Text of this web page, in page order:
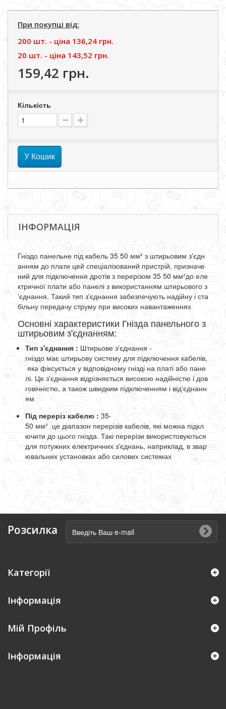
При покупці від:
200 шт. - цiна 136,24 грн.
20 шт. - цiна 143,52 грн.
159,42 грн.
Кількість
У Кошик
ІНФОРМАЦІЯ
Гніздо панельне під кабель 35 50 мм² з штирьовим з'єдн
анням до плати цей спеціалізований пристрій, призначе
ний для підключення дротів з перерізом 35 50 мм²до еле
ктричної плати або панелі з використанням штирьового з
'єднання. Такий тип з'єднання забезпечують надійну і ста
більну передачу струму при високих навантаженнях
Основні характеристики Гнізда панельногоз
штирьовимз'єднанням:
Тип з'єднання : Штирьове з'єднання -
гніздо має штирьову систему для підключення кабелів,
яка фіксується у відповідному гнізді на платі або пане
лі. Це з'єднання відрізняється високою надійністю і дов
говічністю, а також швидким підключенням і від'єднанн
ям
Під переріз кабелю : 35-
50 мм² це діапазон перерізів кабелів, які можна підкл
ючити до цього гнізда. Такі перерізи використовуються
для потужних електричних з'єднань, наприклад, в звар
ювальних установках або силових системах
Розсилка
Категорії
Інформація
Мій Профіль
Iнформація